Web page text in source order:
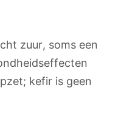
zuur, soms een
kefir is geen